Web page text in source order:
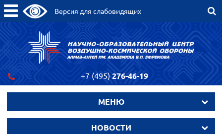
Версия для слабовидящих
+7 (495) 276-46-19
МЕНЮ
НОВОСТИ